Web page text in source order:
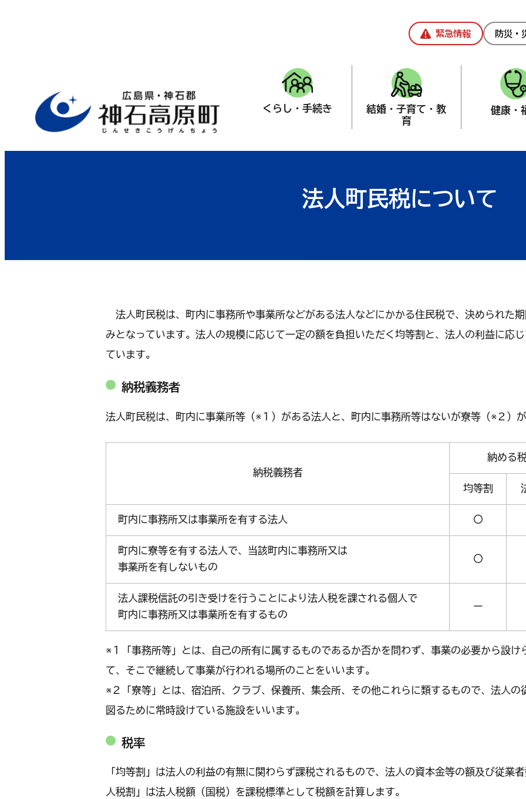
くらし・手続き
くらし・手続きトップ
結婚・子育て・教
育
結婚・子
健康・
緊急情報 防災・
ホーム > 行政サイト > 役場案内
法人町民税について
法人町民税は、町内に事務所や事業所などがある法人などにかかる住民税で、決められた
みとなっています。法人の規模に応じて一定の額を負担いただく均等割と、法人の利益に応
ています。
納税義務者
法人町民税は、町内に事業所等（※１）がある法人と、町内に事務所等はないが寮等（※２）
納税義務者
納める
均等割
町内に事務所又は事業所を有する法人 〇
町内に寮等を有する法人で、当該町内に事務所又は
事業所を有しないもの
〇
法人課税信託の引き受けを行うことにより法人税を課される個人で
町内に事務所又は事業所を有するもの
ー
※１「事務所等」とは、自己の所有に属するものであるか否かを問わず、事業の必要から設け
て、そこで継続して事業が行われる場所のことをいいます。
※２「寮等」とは、宿泊所、クラブ、保養所、集会所、その他これらに類するもので、法人
図るために常時設けている施設をいいます。
税率
「均等割」は法人の利益の有無に関わらず課税されるもので、法人の資本金等の額及び従業
人税割」は法人税額（国税）を課税標準として税額を計算します。